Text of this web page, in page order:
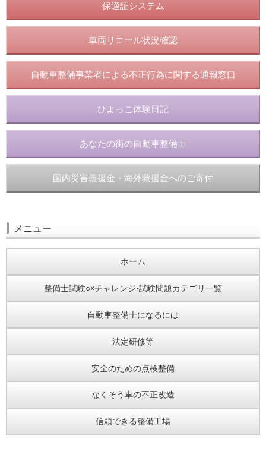
保適証システム
車両リコール状況確認
自動車整備事業者による不正行為に関する通報窓口
ひよっこ体験日記
あなたの街の自動車整備士
国内災害義援金・海外救援金へのご寄付
メニュー
ホーム
整備士試験○×チャレンジ-試験問題カテゴリ一覧
自動車整備士になるには
法定研修等
安全のための点検整備
なくそう車の不正改造
信頼できる整備工場